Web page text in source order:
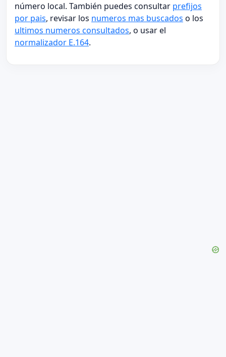
número local. También puedes consultar prefijos
por pais, revisar los numeros mas buscados o los
ultimos numeros consultados, o usar el
normalizador E.164.